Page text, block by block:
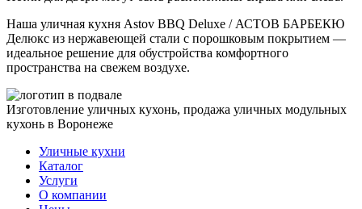
Наша уличная кухня Astov BBQ Deluxe / АСТОВ БАРБЕКЮ
Делюкс из нержавеющей стали с порошковым покрытием —
идеальное решение для обустройства комфортного
пространства на свежем воздухе.
Изготовление уличных кухонь, продажа уличных модульных
кухонь в Воронеже
Уличные кухни
Каталог
Услуги
О компании